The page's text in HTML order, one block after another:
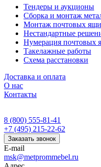
Тендеры и аукционы
Сборка и монтаж
Монтаж почтовых
Нестандартные
Нумерация почтовых
Такелажные работы
Схема расстановки
Доставка и оплата
О нас
Контакты
8 (800) 555-81-41
+7 (495) 215-22-62
Заказать звонок
E-mail
msk@metprommebel.ru